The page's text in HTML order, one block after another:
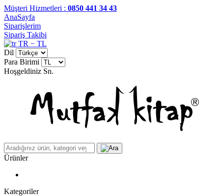
Müşteri Hizmetleri : 0850 441 34 43
AnaSayfa
Siparişlerim
Sipariş Takibi
TR − TL
Dil
Para Birimi
Hoşgeldiniz Sn.
Ürünler
Kategoriler